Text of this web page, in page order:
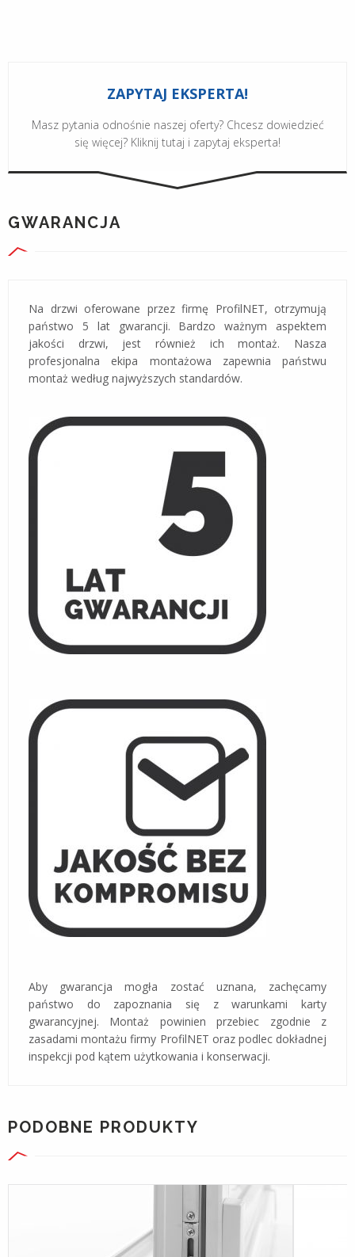
ZAPYTAJ EKSPERTA!
Masz pytania odnośnie naszej oferty? Chcesz dowiedzieć
się więcej? Kliknij tutaj i zapytaj eksperta!
GWARANCJA
Na drzwi oferowane przez firmę ProfilNET, otrzymują
państwo 5 lat gwarancji. Bardzo ważnym aspektem
jakości drzwi, jest również ich montaż. Nasza
profesjonalna ekipa montażowa zapewnia państwu
montaż według najwyższych standardów.
Aby gwarancja mogła zostać uznana, zachęcamy
państwo do zapoznania się z warunkami karty
gwarancyjnej. Montaż powinien przebiec zgodnie z
zasadami montażu firmy ProfilNET oraz podlec dokładnej
inspekcji pod kątem użytkowania i konserwacji.
PODOBNE PRODUKTY